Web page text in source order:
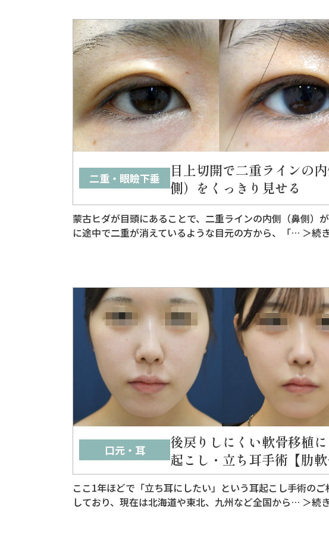
二重・眼瞼下垂
目上切開で二重ラインの
側）をくっきり見せる
蒙古ヒダが目頭にあることで、二重ラインの内側（鼻側）
に途中で二重が消えているような目元の方から、「… ＞続
口元・耳
後戻りしにくい軟骨移植
起こし・立ち耳手術【肋軟
可】
ここ1年ほどで「立ち耳にしたい」という耳起こし手術のご
しており、現在は北海道や東北、九州など全国から… ＞続